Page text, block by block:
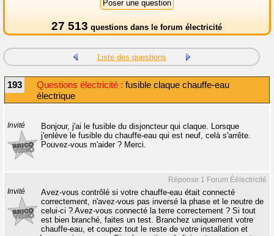
27 513 questions dans le forum électricité
Liste des questions
193 Questions électricité : fusible claque chauffe-eau
électrique
Invité
Bonjour, j'ai le fusible du disjoncteur qui claque. Lorsque
j'enlève le fusible du chauffe-eau qui est neuf, celà s'arrête.
Pouvez-vous m'aider ? Merci.
Réponse 1 Forum Éélectricité
Invité
Avez-vous contrôlé si votre chauffe-eau était connecté
correctement, n'avez-vous pas inversé la phase et le neutre de
celui-ci ? Avez-vous connecté la terre correctement ? Si tout
est bien branché, faites un test. Branchez uniquement votre
chauffe-eau, et coupez tout le reste de votre installation et